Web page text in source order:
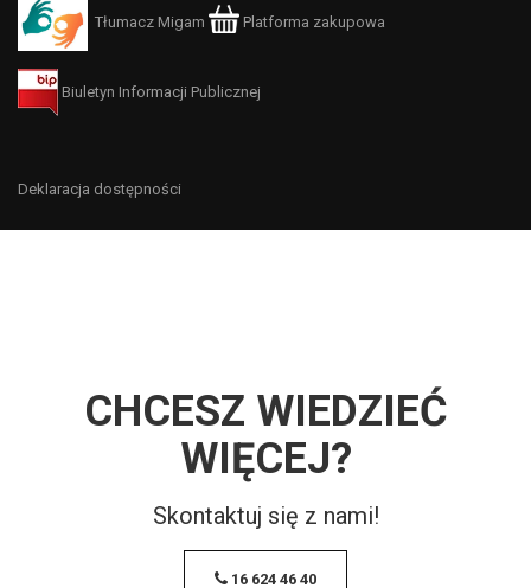
Tłumacz Migam Platforma zakupowa
Biuletyn Informacji Publicznej
Deklaracja dostępności
CHCESZ WIEDZIEĆ
WIĘCEJ?
Skontaktuj się z nami!
16 624 46 40